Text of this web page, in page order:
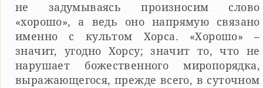
не задумываясь произносим слово
«хорошо», а ведь оно напрямую связано
именно с культом Хорса. «Хорошо» –
значит, угодно Хорсу; значит то, что не
нарушает божественного миропорядка,
выражающегося, прежде всего, в суточном